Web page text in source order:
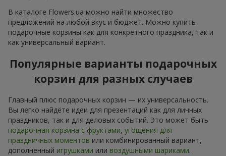
В каталоге Flowers.ua можно найти множество
предложений на любой вкус и бюджет. Можно купить
подарочные корзины как для конкретного праздника, так и
как универсальный вариант.
Популярные варианты подарочных
корзин для разных случаев
Главный плюс подарочных корзин — их универсальность.
Вы легко найдёте идеи для презентаций как для личных
праздников, так и для деловых событий. Это может быть
подарочная корзина с фруктами, угощения для
праздничных моментов или комбинированный вариант,
дополненный игрушками или воздушными шариками.